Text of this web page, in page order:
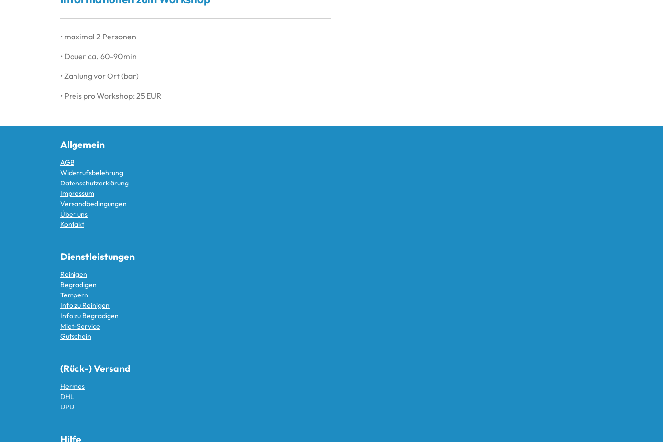
• maximal 2 Personen
• Dauer ca. 60-90min
• Zahlung vor Ort (bar)
• Preis pro Workshop: 25 EUR
Allgemein
AGB
Widerrufsbelehrung
Datenschutzerklärung
Impressum
Versandbedingungen
Über uns
Kontakt
Dienstleistungen
Reinigen
Begradigen
Tempern
Info zu Reinigen
Info zu Begradigen
Miet-Service
Gutschein
(Rück-) Versand
Hermes
DHL
DPD
Hilfe